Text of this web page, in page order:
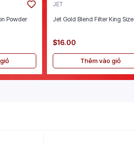
Powder
JET
Jet Gold Blend Filter King Size
$16.00
Thêm vào giỏ